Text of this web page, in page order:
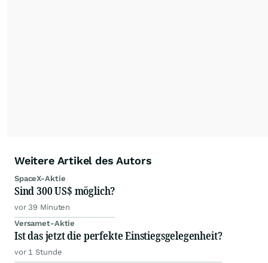
Weitere Artikel des Autors
SpaceX-Aktie
Sind 300 US$ möglich?
vor 39 Minuten
Versamet-Aktie
Ist das jetzt die perfekte Einstiegsgelegenheit?
vor 1 Stunde